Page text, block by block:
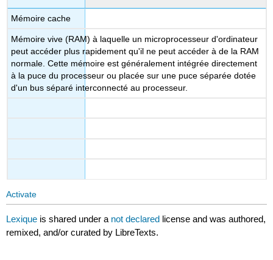
Mémoire cache
Mémoire vive (RAM) à laquelle un microprocesseur d'ordinateur
peut accéder plus rapidement qu'il ne peut accéder à de la RAM
normale. Cette mémoire est généralement intégrée directement
à la puce du processeur ou placée sur une puce séparée dotée
d'un bus séparé interconnecté au processeur.
Activate
Lexique is shared under a not declared license and was authored,
remixed, and/or curated by LibreTexts.